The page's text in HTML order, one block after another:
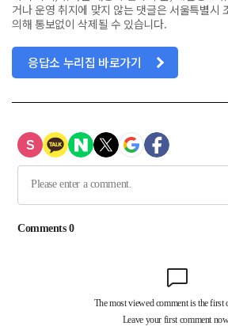
거나 운영 취지에 맞지 않는 댓글은 서울특별시
의해 통보없이 삭제될 수 있습니다.
응답소 누리집 바로가기